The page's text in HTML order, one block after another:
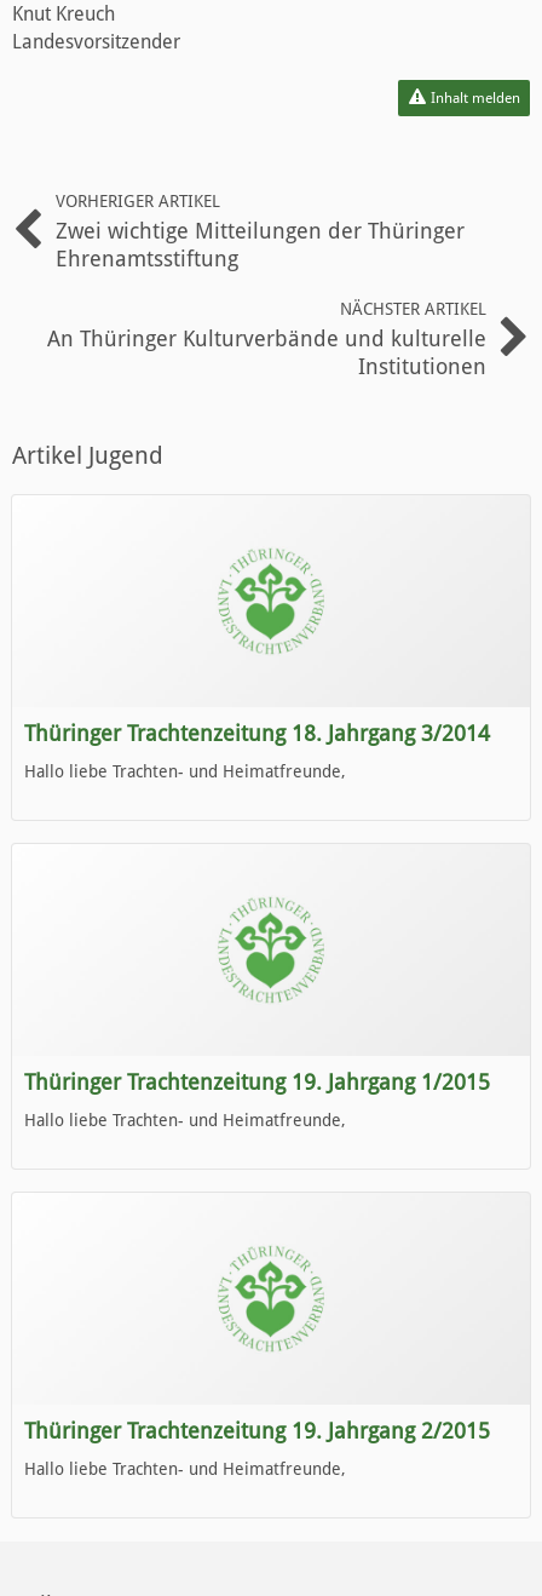
Knut Kreuch
Landesvorsitzender
Inhalt melden
VORHERIGER ARTIKEL
Zwei wichtige Mitteilungen der Thüringer
Ehrenamtsstiftung
NÄCHSTER ARTIKEL
An Thüringer Kulturverbände und kulturelle
Institutionen
Artikel Jugend
Thüringer Trachtenzeitung 18. Jahrgang 3/2014
Hallo liebe Trachten- und Heimatfreunde,
Wir wünschen Euch viel Spaß beim Lesen.
Thüringer Trachtenzeitung 19. Jahrgang 1/2015
Hallo liebe Trachten- und Heimatfreunde,
Wir wünschen Euch viel Spaß beim Lesen.
Thüringer Trachtenzeitung 19. Jahrgang 2/2015
Hallo liebe Trachten- und Heimatfreunde,